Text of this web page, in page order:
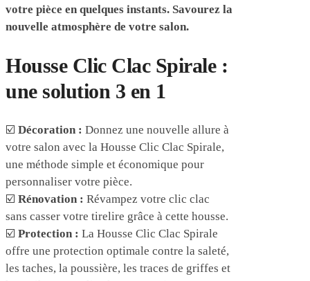
votre pièce en quelques instants. Savourez la
nouvelle atmosphère de votre salon.
Housse Clic Clac Spirale :
une solution 3 en 1
☑️ Décoration : Donnez une nouvelle allure à
votre salon avec la Housse Clic Clac Spirale,
une méthode simple et économique pour
personnaliser votre pièce.
☑️ Rénovation : Révampez votre clic clac
sans casser votre tirelire grâce à cette housse.
☑️ Protection : La Housse Clic Clac Spirale
offre une protection optimale contre la saleté,
les taches, la poussière, les traces de griffes et